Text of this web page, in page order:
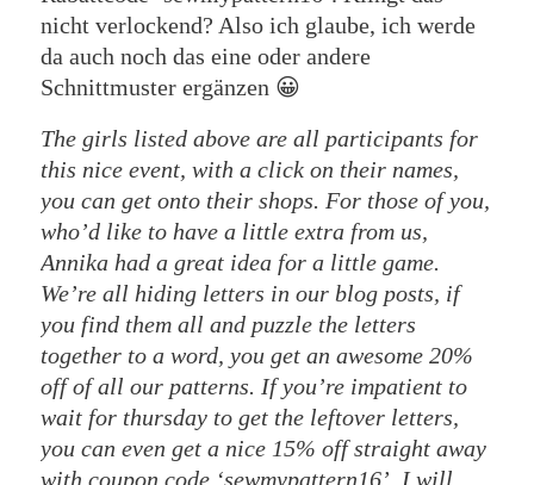
nicht verlockend? Also ich glaube, ich werde
da auch noch das eine oder andere
Schnittmuster ergänzen 😀
The girls listed above are all participants for
this nice event, with a click on their names,
you can get onto their shops. For those of you,
who’d like to have a little extra from us,
Annika had a great idea for a little game.
We’re all hiding letters in our blog posts, if
you find them all and puzzle the letters
together to a word, you get an awesome 20%
off of all our patterns. If you’re impatient to
wait for thursday to get the leftover letters,
you can even get a nice 15% off straight away
with coupon code ‘sewmypattern16’. I will